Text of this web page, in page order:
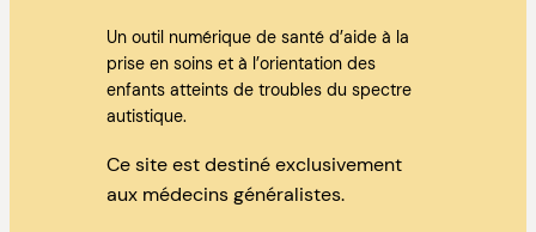
Un outil numérique de santé d’aide à la
prise en soins et à l’orientation des
enfants atteints de troubles du spectre
autistique.
Ce site est destiné exclusivement
aux médecins généralistes.